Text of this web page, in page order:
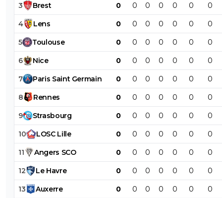
3 Brest 0 0 0 0 0 0 0
4 Lens 0 0 0 0 0 0 0
5 Toulouse 0 0 0 0 0 0 0
6 Nice 0 0 0 0 0 0 0
7 Paris Saint Germain 0 0 0 0 0 0 0
8 Rennes 0 0 0 0 0 0 0
9 Strasbourg 0 0 0 0 0 0 0
10 LOSC Lille 0 0 0 0 0 0 0
11 Angers SCO 0 0 0 0 0 0 0
12 Le Havre 0 0 0 0 0 0 0
13 Auxerre 0 0 0 0 0 0 0